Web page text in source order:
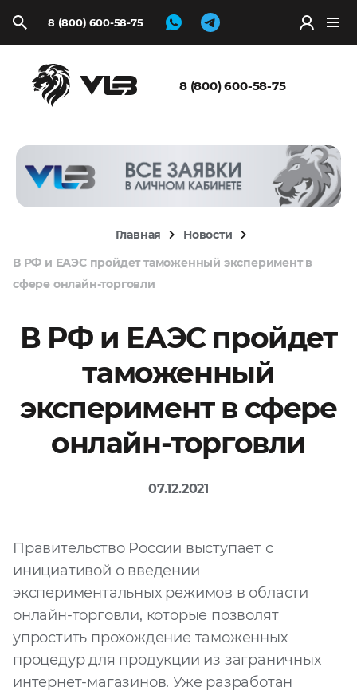
8 (800) 600-58-75
8 (800) 600-58-75
Главная
Новости
В РФ и ЕАЭС пройдет таможенный эксперимент в
сфере онлайн-торговли
В РФ и ЕАЭС пройдет
таможенный
эксперимент в сфере
онлайн-торговли
07.12.2021
Правительство России выступает с
инициативой о введении
экспериментальных режимов в области
онлайн-торговли, которые позволят
упростить прохождение таможенных
процедур для продукции из заграничных
интернет-магазинов. Уже разработан
Запросить
расчёт
Выбрать файл
не
выбран
Согласен с
политикой
конфиденциальности
и наобработку моих
персональных
данных